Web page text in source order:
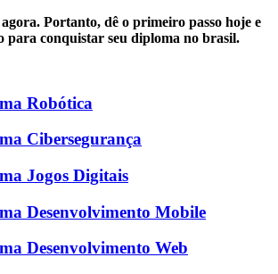
Portanto, dê o primeiro passo hoje e
para conquistar seu diploma no brasil.
Robótica
Cibersegurança
Jogos Digitais
Desenvolvimento Mobile
Desenvolvimento Web